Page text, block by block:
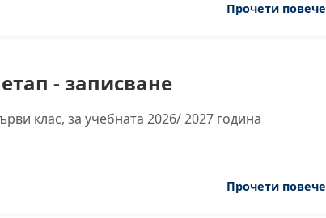
Прочети повече
- записване
клас, за учебната 2026/ 2027 година
Прочети повече